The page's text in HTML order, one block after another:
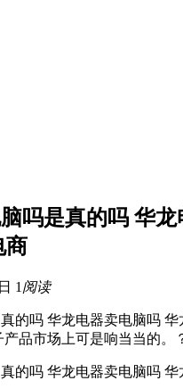
吗是真的吗 华龙
商
1 阅读
的吗 华龙电器卖电脑吗 华
产品市场上可是响当当的。
的吗 华龙电器卖电脑吗 华